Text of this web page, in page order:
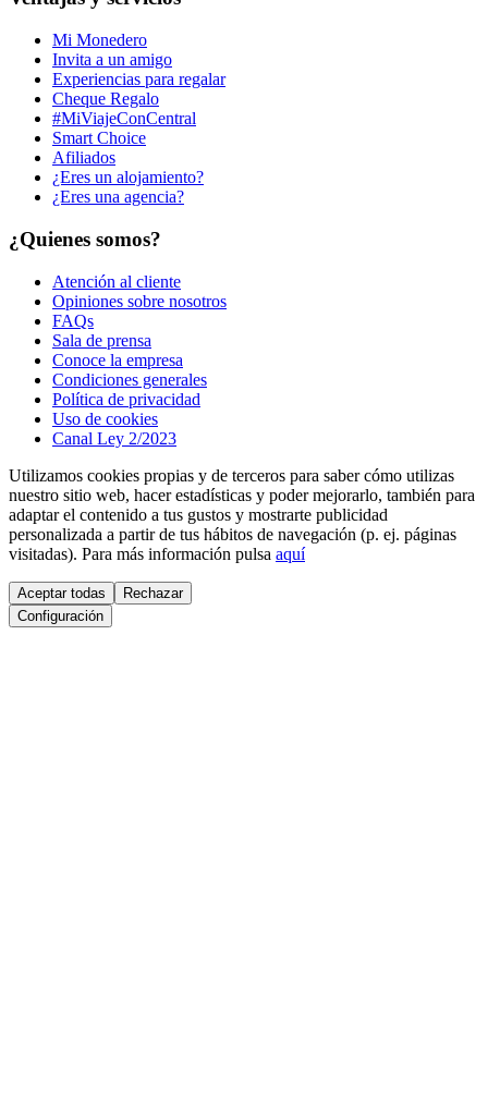
Mi Monedero
Invita a un amigo
Experiencias para regalar
Cheque Regalo
#MiViajeConCentral
Smart Choice
Afiliados
¿Eres un alojamiento?
¿Eres una agencia?
¿Quienes somos?
Atención al cliente
Opiniones sobre nosotros
FAQs
Sala de prensa
Conoce la empresa
Condiciones generales
Política de privacidad
Uso de cookies
Canal Ley 2/2023
Utilizamos cookies propias y de terceros para saber cómo utilizas
nuestro sitio web, hacer estadísticas y poder mejorarlo, también para
adaptar el contenido a tus gustos y mostrarte publicidad
personalizada a partir de tus hábitos de navegación (p. ej. páginas
visitadas). Para más información pulsa aquí
Aceptar todas
Rechazar
Configuración